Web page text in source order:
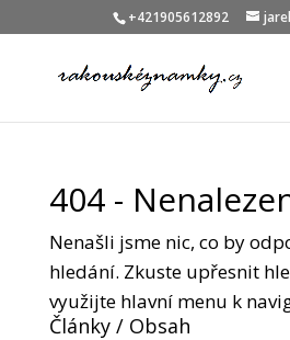
+421905612892
404 -
Nenašli jsme nic, co by
hledání. Zkuste upřesnit
využijte hlavní menu k
Články / Obsah